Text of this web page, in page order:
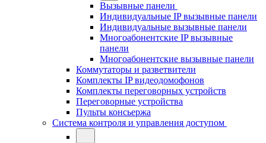
Вызывные панели
Индивидуальные IP вызывные панели
Индивидуальные вызывные панели
Многоабонентские IP вызывные
панели
Многоабонентские вызывные панели
Коммутаторы и разветвители
Комплекты IP видеодомофонов
Комплекты переговорных устройств
Переговорные устройства
Пульты консьержа
Система контроля и управления доступом